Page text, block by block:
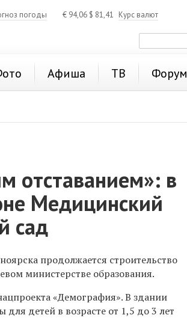
погоды € 94,06 $ 81,41 Курс валют
Афиша ТВ Форум
отставанием»: в
Медицинский
сад
продолжается строительство
министерстве образования.
«Демография». В здании
детей в возрасте от 1,5 до 3 лет